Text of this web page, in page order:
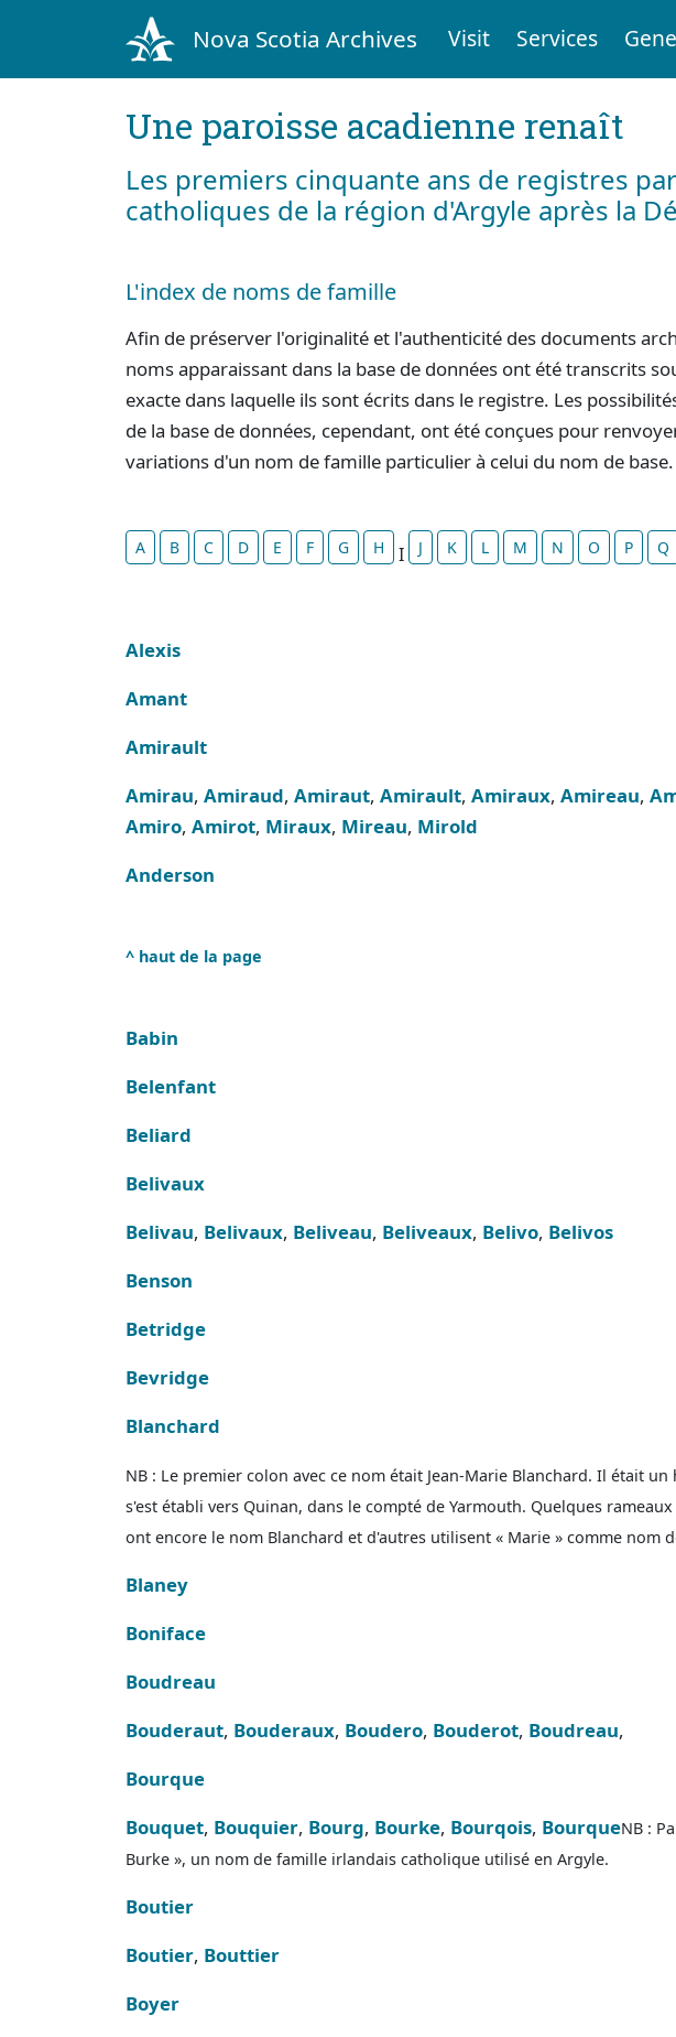
Nova Scotia Archives Visit Services
Une paroisse acadienne renaît
Les premiers cinquante ans de registres
catholiques de la région d'Argyle après la
L'index de noms de famille
Afin de préserver l'originalité et l'authenticité des documents
noms apparaissant dans la base de données ont été transcrits
exacte dans laquelle ils sont écrits dans le registre. Les
de la base de données, cependant, ont été conçues pour
variations d'un nom de famille particulier à celui du nom de base.
A B C D E F G H I J K L M N O P Q
Alexis
Amant
Amirault
Amirau, Amiraud, Amiraut, Amirault, Amiraux, Amireau,
Amiro, Amirot, Miraux, Mireau, Mirold
Anderson
^ haut de la page
Babin
Belenfant
Beliard
Belivaux
Belivau, Belivaux, Beliveau, Beliveaux, Belivo, Belivos
Benson
Betridge
Bevridge
Blanchard
NB : Le premier colon avec ce nom était Jean-Marie Blanchard. Il était
s'est établi vers Quinan, dans le compté de Yarmouth. Quelques
ont encore le nom Blanchard et d'autres utilisent « Marie » comme nom
Blaney
Boniface
Boudreau
Bouderaut, Bouderaux, Boudero, Bouderot, Boudreau,
Bourque
Bouquet, Bouquier, Bourg, Bourke, Bourqois, BourqueNB :
Burke », un nom de famille irlandais catholique utilisé en Argyle.
Boutier
Boutier, Bouttier
Boyer